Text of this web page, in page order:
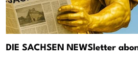
DIE SACHSEN NEWSletter